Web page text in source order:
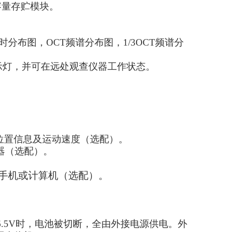
存贮模块。
分布图，OCT频谱分布图，1/3OCT频谱分
，并可在远处观查仪器工作状态。
信息及运动速度（选配）。
选配）。
机或计算机（选配）。
时，电池被切断，全由外接电源供电。外